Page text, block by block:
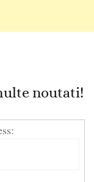
noutati!